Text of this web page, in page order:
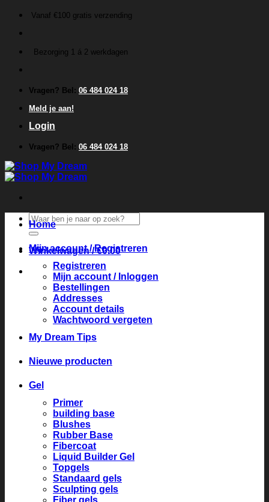
inhoud
Vanaf €100 gratis verzending
Bezorging 1 á 2 werkdagen
Vragen? Bel: 06 484 024 18
Meld je aan!
Login
Vragen? Bel: 06 484 024 18
Zoeken
naar:
Winkelwagen /€0.00
Home
Mijn account / Registreren
Registreren
Mijn account / Inloggen
Bestellingen
Addresses
Account details
Wachtwoord vergeten
My Dream Tips
Nieuwe producten
Gel
Primer
building base
Blushes
Rubber Base
Fibercoat
Liquid Builder Gel
Topgels
Standaard gels
Sculpting gels
Fiber gels